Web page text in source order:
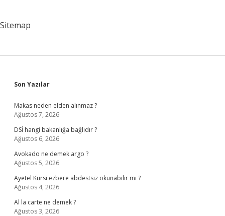
Sitemap
Sidebar
Son Yazılar
Makas neden elden alınmaz ?
Ağustos 7, 2026
DSİ hangi bakanlığa bağlıdır ?
Ağustos 6, 2026
Avokado ne demek argo ?
Ağustos 5, 2026
Ayetel Kürsi ezbere abdestsiz okunabilir mi ?
Ağustos 4, 2026
Al la carte ne demek ?
Ağustos 3, 2026